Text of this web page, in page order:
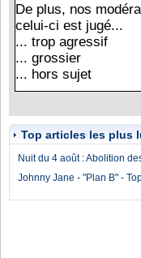
Top articles les plus
Nuit du 4 août : Abolition
Johnny Jane - "Plan B" -